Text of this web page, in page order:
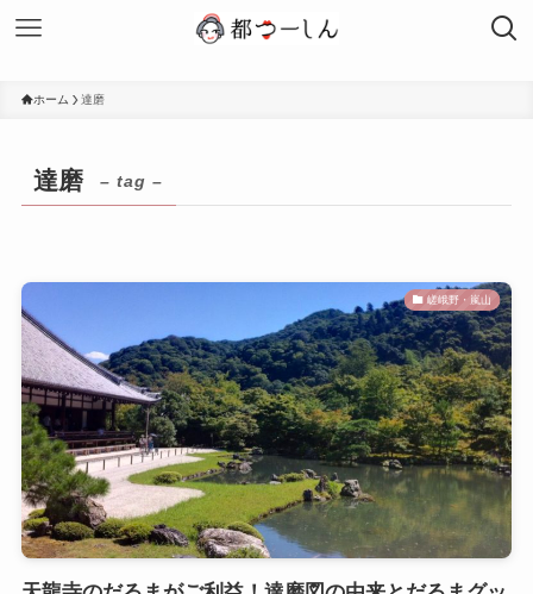
ホーム 達磨
達磨 – tag –
嵯峨野・嵐山